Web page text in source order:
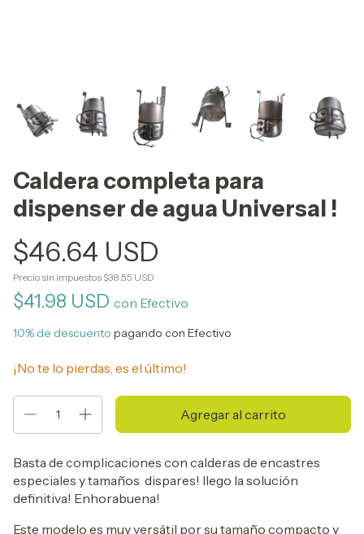
Caldera completa para
dispenser de agua Universal !
$46.64 USD
Precio sin impuestos $38.55 USD
$41.98 USD con Efectivo
10% de descuento pagando con Efectivo
¡No te lo pierdas, es el último!
Basta de complicaciones con calderas de encastres
especiales y tamaños dispares! llego la solución
definitiva! Enhorabuena!
Este modelo es muy versátil por su tamaño compacto y